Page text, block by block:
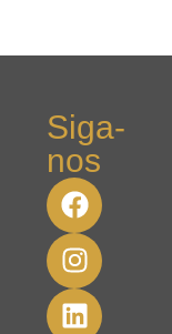
Siga-
nos